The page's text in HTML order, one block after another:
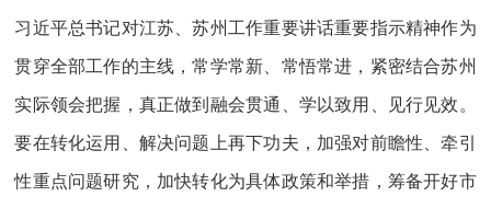
习近平总书记对江苏、苏州工作重要讲话重要指示精神作为
贯穿全部工作的主线，常学常新、常悟常进，紧密结合苏州
实际领会把握，真正做到融会贯通、学以致用、见行见效。
要在转化运用、解决问题上再下功夫，加强对前瞻性、牵引
性重点问题研究，加快转化为具体政策和举措，筹备开好市